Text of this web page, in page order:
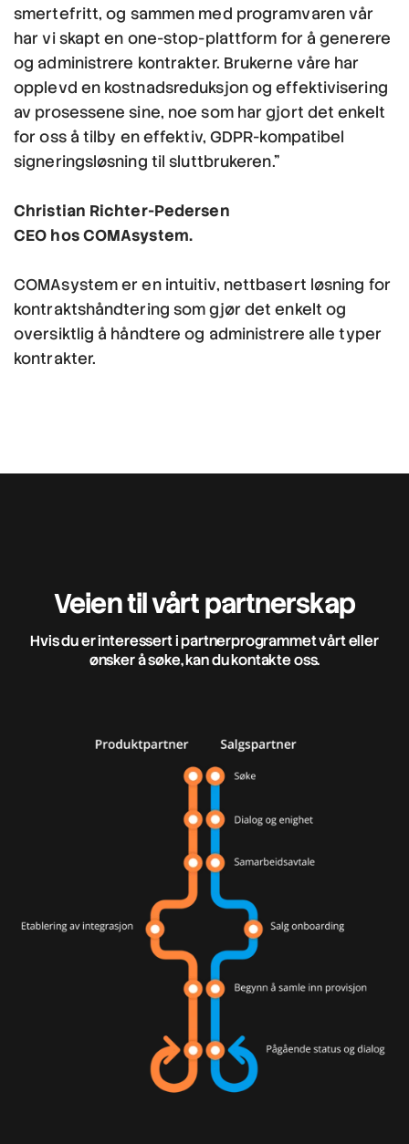
smertefritt, og sammen med programvaren vår
har vi skapt en one-stop-plattform for å generere
og administrere kontrakter. Brukerne våre har
opplevd en kostnadsreduksjon og effektivisering
av prosessene sine, noe som har gjort det enkelt
for oss å tilby en effektiv, GDPR-kompatibel
signeringsløsning til sluttbrukeren."
Christian Richter-Pedersen
CEO hos COMAsystem.
COMAsystem er en intuitiv, nettbasert løsning for
kontraktshåndtering som gjør det enkelt og
oversiktlig å håndtere og administrere alle typer
kontrakter.
Veien til vårt partnerskap
Hvis du er interessert i partnerprogrammet vårt eller
ønsker å søke, kan du kontakte oss.